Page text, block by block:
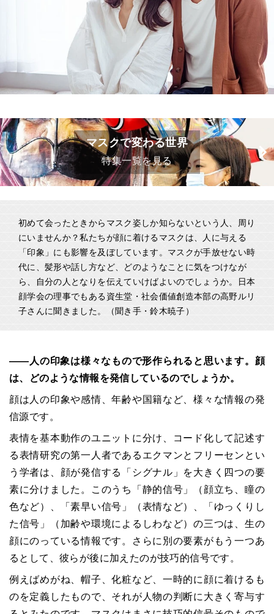
マスクで変わる世界
特集一覧を見る
初めて会ったときからマスク姿しか知らないという人、周り
にいませんか？私たちが顔に着けるマスクは、人に与える
「印象」にも影響を及ぼしています。マスクが手放せない時
代に、髪形や話し方など、どのようなことに気をつけなが
ら、自分の人となりを伝えていけばよいのでしょうか。日本
顔学会の理事でもある資生堂・社会価値創造本部の高野ルリ
子さんに聞きました。（聞き手・鈴木暁子）
――人の印象は様々なもので形作られると思います。顔
は、どのような情報を発信しているのでしょうか。
顔は人の印象や感情、年齢や国籍など、様々な情報の発
信源です。
表情を基本動作のユニットに分け、コード化して記述す
る表情研究の第一人者であるエクマンとフリーセンとい
う学者は、顔が発信する「シグナル」を大きく四つの要
素に分けました。このうち「静的信号」（顔立ち、瞳の
色など）、「素早い信号」（表情など）、「ゆっくりし
た信号」（加齢や環境によるしわなど）の三つは、生の
顔にのっている情報です。さらに別の要素がもう一つあ
るとして、彼らが後に加えたのが技巧的信号です。
例えばめがね、帽子、化粧など、一時的に顔に着けるも
のを定義したもので、それが人物の判断に大きく寄与す